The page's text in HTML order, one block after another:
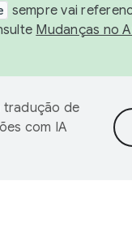
sempre vai
Mudanças no
tradução de
com IA